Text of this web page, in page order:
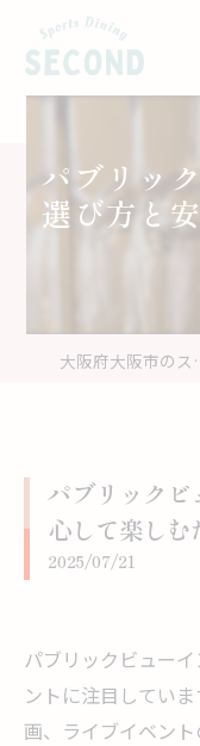
パブリッ
選び方と
大阪府大阪
パブリックビ
心して楽しむ
2025/07/21
パブリックビュー
ントに注目してい
画、ライブイベン